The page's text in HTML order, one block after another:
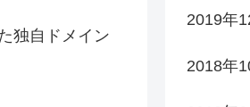
独自ドメイン
2019年
2018年